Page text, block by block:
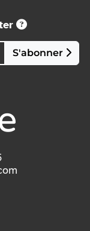
S'abonner